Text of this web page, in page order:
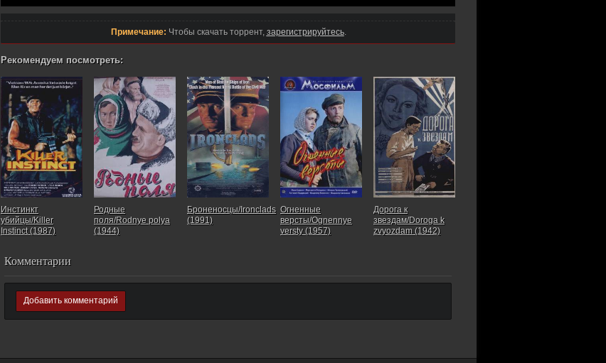
Примечание: Чтобы скачать торрент, зарегистрируйтесь.
Рекомендуем посмотреть:
Инстинкт
убийцы/Killer
Instinct (1987)
Родные
поля/Rodnye polya
(1944)
Броненосцы/Ironclads
(1991)
Огненные
версты/Ognennye
versty (1957)
Дорога к
звездам/Doroga k
zvyozdam (1942)
Комментарии
Добавить комментарий